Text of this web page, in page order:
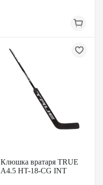
Клюшка вратаря TRUE
A4.5 HT-18-CG INT